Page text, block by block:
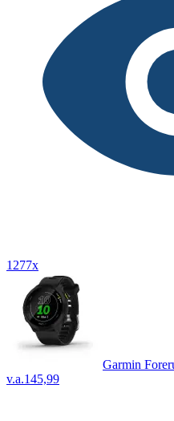
1277x
Garmin
v.a.145,99